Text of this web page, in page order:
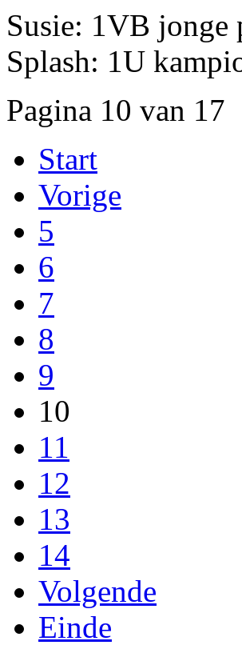
Susie: 1VB jonge
Splash: 1U
Pagina 10 van 17
Start
Vorige
5
6
7
8
9
10
11
12
13
14
Volgende
Einde